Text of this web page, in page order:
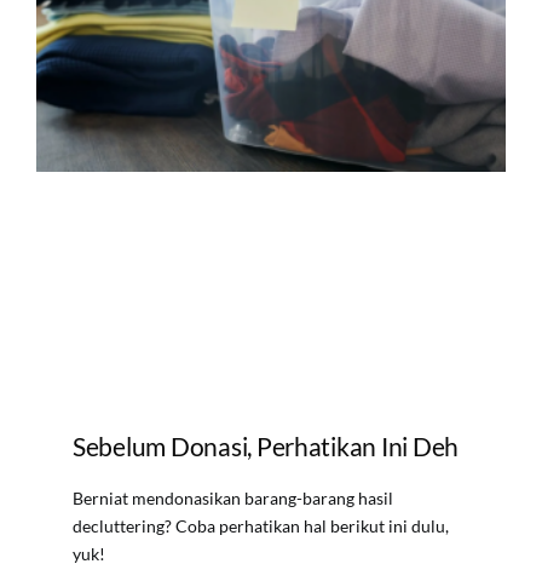
Sebelum Donasi, Perhatikan Ini Deh
Berniat mendonasikan barang-barang hasil
decluttering? Coba perhatikan hal berikut ini dulu,
yuk!